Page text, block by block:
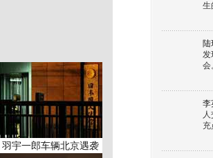
羽宇一郎车辆北京遇袭
生
陆
发
会
李